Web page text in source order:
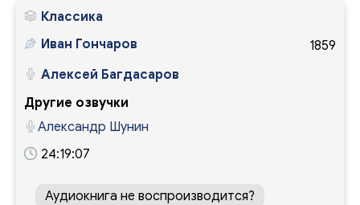
Классика
1859
Иван Гончаров
Алексей Багдасаров
Другие озвучки
Александр Шунин
24:19:07
Аудиокнига не воспроизводится?